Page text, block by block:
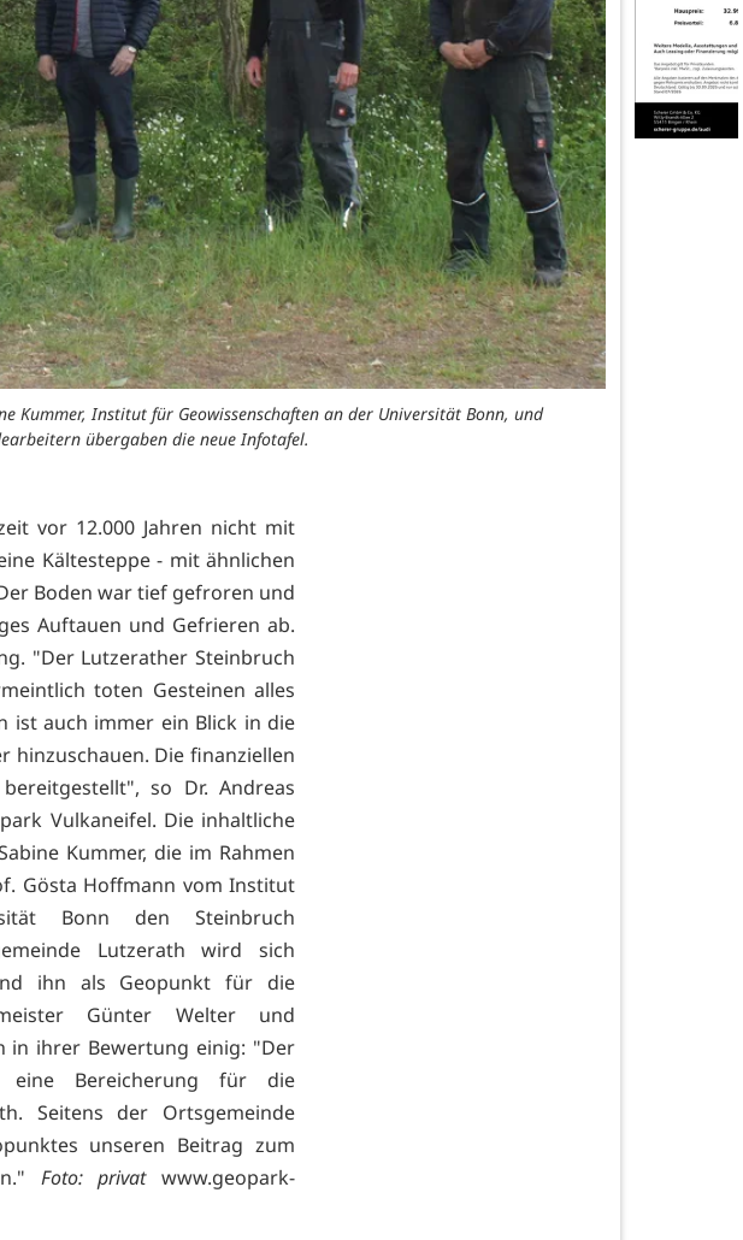
Kummer, Institut für Geowissenschaften an der Universität Bonn, und
übergaben die neue Infotafel.
vor 12.000 Jahren nicht mit
Kältesteppe - mit ähnlichen
Boden war tief gefroren und
Auftauen und Gefrieren ab.
"Der Lutzerather Steinbruch
toten Gesteinen alles
ist auch immer ein Blick in die
hinzuschauen. Die finanziellen
so Dr. Andreas
Vulkaneifel. Die inhaltliche
Kummer, die im Rahmen
Gösta Hoffmann vom Institut
Bonn den Steinbruch
Lutzerath wird sich
ihn als Geopunkt für die
Günter Welter und
in ihrer Bewertung einig: "Der
Bereicherung für die
Seitens der Ortsgemeinde
unseren Beitrag zum
Foto: privat www.geopark-